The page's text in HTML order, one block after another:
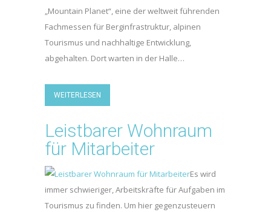
„Mountain Planet“, eine der weltweit führenden
Fachmessen für Berginfrastruktur, alpinen
Tourismus und nachhaltige Entwicklung,
abgehalten. Dort warten in der Halle…
WEITERLESEN
Leistbarer Wohnraum
für Mitarbeiter
Es wird
immer schwieriger, Arbeitskräfte für Aufgaben im
Tourismus zu finden. Um hier gegenzusteuern